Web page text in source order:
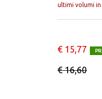
HISTORICA
ultimi volumi
€ 15,77
€ 16,60